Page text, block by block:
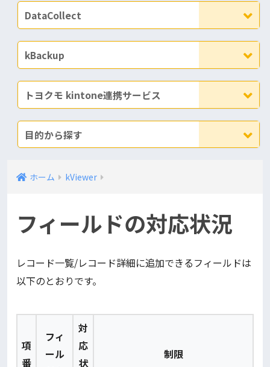
DataCollect
kBackup
トヨクモ kintone連携サービス
目的から探す
ホーム kViewer
フィールドの対応状況
レコード一覧/レコード詳細に追加できるフィールドは
以下のとおりです。
項
番
フィ
ール
対
応
状
制限